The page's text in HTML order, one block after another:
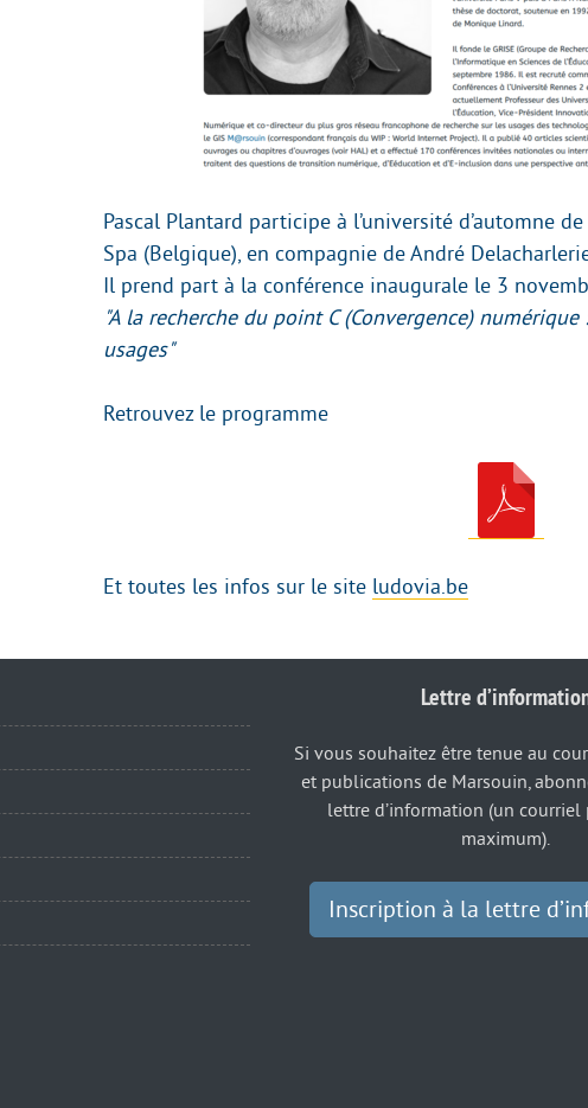
Pascal Plantard participe à l’université d’automne
Spa (Belgique), en compagnie de André
Il prend part à la conférence inaugurale le 3
"A la recherche du point C (Convergence)
usages"
Retrouvez le programme
Et toutes les infos sur le site ludovia.be
Lettre
Si vous souhaitez être tenue au
et publications de Marsouin,
lettre d’information (un courriel
maximum).
Inscription à la lettre